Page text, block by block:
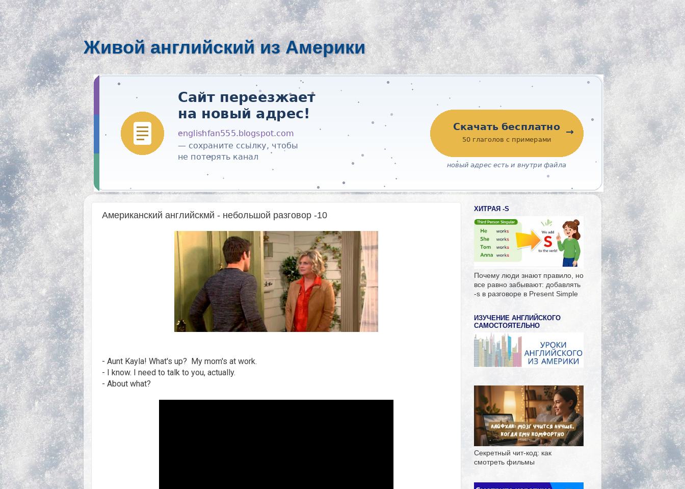
Живой английский из Америки
Американский английскмй - небольшой разговор -10
- Aunt Kayla! What's up? My mom's at work.
- I know. I need to talk to you, actually.
- About what?
ХИТРАЯ -S
Почему люди знают правило, но
все равно забывают: добавлять
-s в разговоре в Present Simple
ИЗУЧЕНИЕ АНГЛИЙСКОГО
САМОСТОЯТЕЛЬНО
Секретный чит-код: как
смотреть фильмы